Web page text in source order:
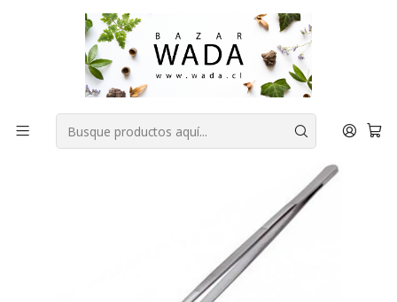
COMPRA FÁCIL, RAPIDA Y 100% SEGURA
Inicio ACCESORIOS ♻ OTROS
Pinza emplatar acero inoxidable 30cm